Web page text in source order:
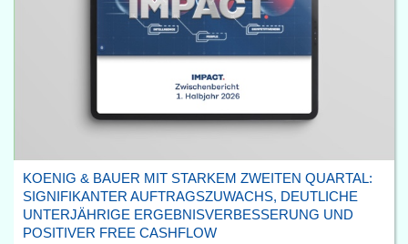
KOENIG & BAUER MIT STARKEM ZWEITEN QUARTAL:
SIGNIFIKANTER AUFTRAGSZUWACHS, DEUTLICHE
UNTERJÄHRIGE ERGEBNISVERBESSERUNG UND
POSITIVER FREE CASHFLOW